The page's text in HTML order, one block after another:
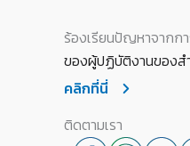
ร้องเรียนปัญหาจากกา
ของผู้ปฏิบัติงานของส
คลิกที่นี่
ติดตามเรา